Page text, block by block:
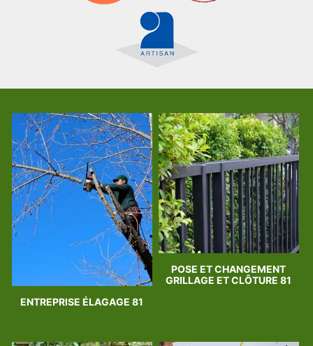
ENTREPRISE ÉLAGAGE 81
POSE ET CHANGEMENT
GRILLAGE ET CLÔTURE 81